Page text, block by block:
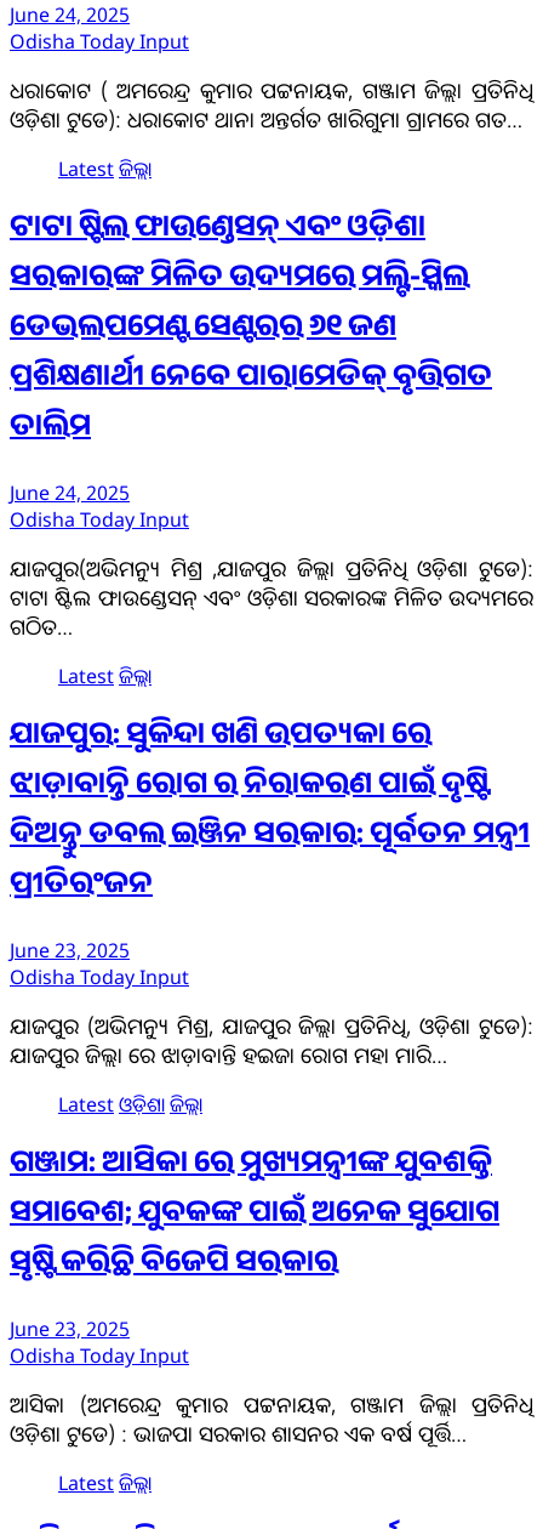
June 24, 2025
Odisha Today Input
ଧରାକୋଟ ( ଅମରେନ୍ଦ୍ର କୁମାର ପଟ୍ଟନାୟକ, ଗଞ୍ଜାମ ଜିଲ୍ଲା ପ୍ରତିନିଧି
ଓଡ଼ିଶା ଟୁଡେ): ଧରାକୋଟ ଥାନା ଅନ୍ତର୍ଗତ ଖାରିଗୁମା ଗ୍ରାମରେ ଗତ…
Latestଜିଲ୍ଲା
ଟାଟା ଷ୍ଟିଲ ଫାଉଣ୍ଡେସନ୍ ଏବଂ ଓଡ଼ିଶା
ସରକାରଙ୍କ ମିଳିତ ଉଦ୍ୟମରେ ମଲ୍ଟି-ସ୍କିଲ
ଡେଭଲପମେଣ୍ଟ ସେଣ୍ଟରର ୬୧ ଜଣ
ପ୍ରଶିକ୍ଷଣାର୍ଥୀ ନେବେ ପାରାମେଡିକ୍ ବୃତ୍ତିଗତ
ତାଲିମ
June 24, 2025
Odisha Today Input
ଯାଜପୁର(ଅଭିମନ୍ୟୁ ମିଶ୍ର ,ଯାଜପୁର ଜିଲ୍ଲା ପ୍ରତିନିଧି ଓଡ଼ିଶା ଟୁଡେ):
ଟାଟା ଷ୍ଟିଲ ଫାଉଣ୍ଡେସନ୍ ଏବଂ ଓଡ଼ିଶା ସରକାରଙ୍କ ମିଳିତ ଉଦ୍ୟମରେ
ଗଠିତ…
Latestଜିଲ୍ଲା
ଯାଜପୁର: ସୁକିନ୍ଦା ଖଣି ଉପତ୍ୟକା ରେ
ଝାଡ଼ାବାନ୍ତି ରୋଗ ର ନିରାକରଣ ପାଇଁ ଦୃଷ୍ଟି
ଦିଅନ୍ତୁ ଡବଲ ଇଞ୍ଜିନ ସରକାର: ପୂର୍ବତନ ମନ୍ତ୍ରୀ
ପ୍ରୀତିରଂଜନ
June 23, 2025
Odisha Today Input
ଯାଜପୁର (ଅଭିମନ୍ୟୁ ମିଶ୍ର, ଯାଜପୁର ଜିଲ୍ଲା ପ୍ରତିନିଧି, ଓଡ଼ିଶା ଟୁଡେ):
ଯାଜପୁର ଜିଲ୍ଲା ରେ ଝାଡ଼ାବାନ୍ତି ହଇଜା ରୋଗ ମହା ମାରି…
Latestଓଡ଼ିଶାଜିଲ୍ଲା
ଗଞ୍ଜାମ: ଆସିକା ରେ ମୁଖ୍ୟମନ୍ତ୍ରୀଙ୍କ ଯୁବଶକ୍ତି
ସମାବେଶ; ଯୁବକଙ୍କ ପାଇଁ ଅନେକ ସୁଯୋଗ
ସୃଷ୍ଟି କରିଛି ବିଜେପି ସରକାର
June 23, 2025
Odisha Today Input
ଆସିକା (ଅମରେନ୍ଦ୍ର କୁମାର ପଟ୍ଟନାୟକ, ଗଞ୍ଜାମ ଜିଲ୍ଲା ପ୍ରତିନିଧି
ଓଡ଼ିଶା ଟୁଡେ) : ଭାଜପା ସରକାର ଶାସନର ଏକ ବର୍ଷ ପୂର୍ତ୍ତି…
Latestଜିଲ୍ଲା